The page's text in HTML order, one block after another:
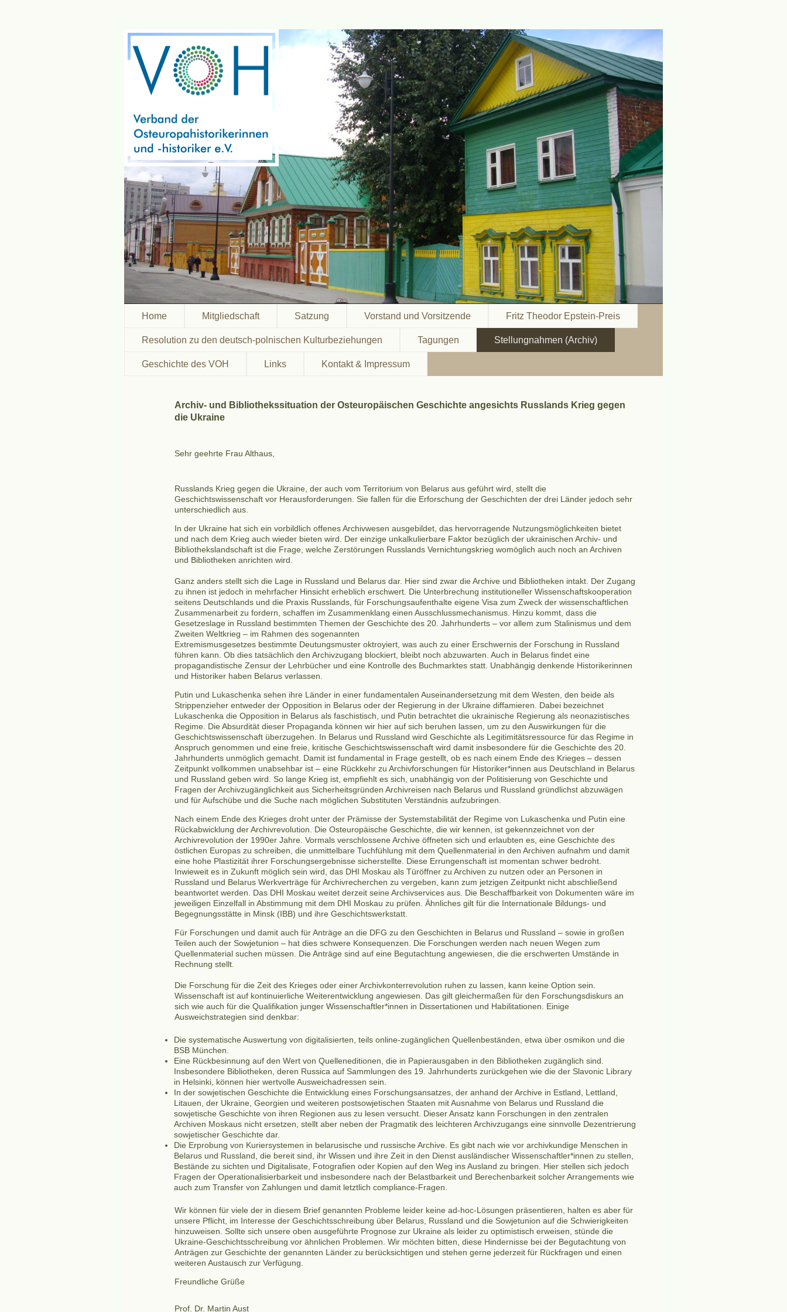
Home Mitgliedschaft Satzung Vorstand und Vorsitzende Fritz Theodor Epstein-Preis
Resolution zu den deutsch-polnischen Kulturbeziehungen Tagungen Stellungnahmen (Archiv)
Geschichte des VOH Links Kontakt & Impressum
Archiv- und Bibliothekssituation der Osteuropäischen Geschichte angesichts Russlands Krieg gegen
die Ukraine
Sehr geehrteFrau Althaus,
Russlands Krieg gegen die Ukraine, der auch vom Territorium von Belarus aus geführt wird, stellt die
Geschichtswissenschaft vor Herausforderungen. Sie fallen für die Erforschung der Geschichten der drei Länder jedoch sehr
unterschiedlich aus.
In der Ukraine hat sich ein vorbildlich offenes Archivwesen ausgebildet, das hervorragende Nutzungsmöglichkeiten bietet
und nach dem Krieg auch wieder bieten wird. Der einzige unkalkulierbare Faktor bezüglich der ukrainischen Archiv- und
Bibliothekslandschaft ist die Frage, welche Zerstörungen Russlands Vernichtungskrieg womöglich auch noch an Archiven
und Bibliotheken anrichten wird.
Ganz anders stellt sich die Lage in Russland und Belarus dar. Hier sind zwar die Archive und Bibliotheken intakt. Der Zugang
zu ihnen ist jedoch in mehrfacher Hinsicht erheblich erschwert. Die Unterbrechung institutioneller Wissenschaftskooperation
seitens Deutschlands und die Praxis Russlands, für Forschungsaufenthalte eigene Visa zum Zweck der wissenschaftlichen
Zusammenarbeit zu fordern, schaffen im Zusammenklang einen Ausschlussmechanismus. Hinzu kommt, dass die
Gesetzeslage in Russland bestimmten Themen der Geschichte des 20. Jahrhunderts – vor allem zum Stalinismus und dem
Zweiten Weltkrieg – im Rahmen des sogenannten
Extremismusgesetzes bestimmte Deutungsmuster oktroyiert, was auch zu einer Erschwernis der Forschung in Russland
führen kann. Ob dies tatsächlich den Archivzugang blockiert, bleibt noch abzuwarten. Auch in Belarus findet eine
propagandistische Zensur der Lehrbücher und eine Kontrolle des Buchmarktes statt. Unabhängig denkende Historikerinnen
und Historiker haben Belarus verlassen.
Putin und Lukaschenka sehen ihre Länder in einer fundamentalen Auseinandersetzung mit dem Westen, den beide als
Strippenzieher entweder der Opposition in Belarus oder der Regierung in der Ukraine diffamieren. Dabei bezeichnet
Lukaschenka die Opposition in Belarus als faschistisch, und Putin betrachtet die ukrainische Regierung als neonazistisches
Regime. Die Absurdität dieser Propaganda können wir hier auf sich beruhen lassen, um zu den Auswirkungen für die
Geschichtswissenschaft überzugehen. In Belarus und Russland wird Geschichte als Legitimitätsressource für das Regime in
Anspruch genommen und eine freie, kritische Geschichtswissenschaft wird damit insbesondere für die Geschichte des 20.
Jahrhunderts unmöglich gemacht. Damit ist fundamental in Frage gestellt, ob es nach einem Ende des Krieges – dessen
Zeitpunkt vollkommen unabsehbar ist – eine Rückkehr zu Archivforschungen für Historiker*innen aus Deutschland in Belarus
und Russland geben wird. So lange Krieg ist, empfiehlt es sich, unabhängig von der Politisierung von Geschichte und
Fragen der Archivzugänglichkeit aus Sicherheitsgründen Archivreisen nach Belarus und Russland gründlichst abzuwägen
und für Aufschübe und die Suche nach möglichen Substituten Verständnis aufzubringen.
Nach einem Ende des Krieges droht unter der Prämisse der Systemstabilität der Regime von Lukaschenka und Putin eine
Rückabwicklung der Archivrevolution. Die Osteuropäische Geschichte, die wir kennen, ist gekennzeichnet von der
Archivrevolution der 1990er Jahre. Vormals verschlossene Archive öffneten sich und erlaubten es, eine Geschichte des
östlichen Europas zu schreiben, die unmittelbare Tuchfühlung mit dem Quellenmaterial in den Archiven aufnahm und damit
eine hohe Plastizität ihrer Forschungsergebnisse sicherstellte. Diese Errungenschaft ist momentan schwer bedroht.
Inwieweit es in Zukunft möglich sein wird, das DHI Moskau als Türöffner zu Archiven zu nutzen oder an Personen in
Russland und Belarus Werkverträge für Archivrecherchen zu vergeben, kann zum jetzigen Zeitpunkt nicht abschließend
beantwortet werden. Das DHI Moskau weitet derzeit seine Archivservices aus. Die Beschaffbarkeit von Dokumenten wäre im
jeweiligen Einzelfall in Abstimmung mit dem DHI Moskau zu prüfen. Ähnliches gilt für die Internationale Bildungs- und
Begegnungsstätte in Minsk (IBB) und ihre Geschichtswerkstatt.
Für Forschungen und damit auch für Anträge an die DFG zu den Geschichten in Belarus und Russland – sowie in großen
Teilen auch der Sowjetunion – hat dies schwere Konsequenzen. Die Forschungen werden nach neuen Wegen zum
Quellenmaterial suchen müssen. Die Anträge sind auf eine Begutachtung angewiesen, die die erschwerten Umstände in
Rechnung stellt.
Die Forschung für die Zeit des Krieges oder einer Archivkonterrevolution ruhen zu lassen, kann keine Option sein.
Wissenschaft ist auf kontinuierliche Weiterentwicklung angewiesen. Das gilt gleichermaßen für den Forschungsdiskurs an
sich wie auch für die Qualifikation junger Wissenschaftler*innen in Dissertationen und Habilitationen. Einige
Ausweichstrategien sind denkbar:
Die systematische Auswertung von digitalisierten, teils online-zugänglichen Quellenbeständen, etwa über osmikon und die
BSB München.
Eine Rückbesinnung auf den Wert von Quelleneditionen, die in Papierausgaben in den Bibliotheken zugänglich sind.
Insbesondere Bibliotheken, deren Russica auf Sammlungen des 19. Jahrhunderts zurückgehen wie die der Slavonic Library
in Helsinki, können hier wertvolle Ausweichadressen sein.
In der sowjetischen Geschichte die Entwicklung eines Forschungsansatzes, der anhand der Archive in Estland, Lettland,
Litauen, der Ukraine, Georgien und weiteren postsowjetischen Staaten mit Ausnahme von Belarus und Russland die
sowjetische Geschichte von ihren Regionen aus zu lesen versucht. Dieser Ansatz kann Forschungen in den zentralen
Archiven Moskaus nicht ersetzen, stellt aber neben der Pragmatik des leichteren Archivzugangs eine sinnvolle Dezentrierung
sowjetischer Geschichte dar.
Die Erprobung von Kuriersystemen in belarusische und russische Archive. Es gibt nach wie vor archivkundige Menschen in
Belarus und Russland, die bereit sind, ihr Wissen und ihre Zeit in den Dienst ausländischer Wissenschaftler*innen zu stellen,
Bestände zu sichten und Digitalisate, Fotografien oder Kopien auf den Weg ins Ausland zu bringen. Hier stellen sich jedoch
Fragen der Operationalisierbarkeit und insbesondere nach der Belastbarkeit und Berechenbarkeit solcher Arrangements wie
auch zum Transfer von Zahlungen und damit letztlich compliance-Fragen.
Wir können für viele der in diesem Brief genannten Probleme leider keine ad-hoc-Lösungen präsentieren, halten es aber für
unsere Pflicht, im Interesse der Geschichtsschreibung über Belarus, Russland und die Sowjetunion auf die Schwierigkeiten
hinzuweisen. Sollte sich unsere oben ausgeführte Prognose zur Ukraine als leider zu optimistisch erweisen, stünde die
Ukraine-Geschichtsschreibung vor ähnlichen Problemen. Wir möchten bitten, diese Hindernisse bei der Begutachtung von
Anträgen zur Geschichte der genannten Länder zu berücksichtigen und stehen gerne jederzeit für Rückfragen und einen
weiteren Austausch zur Verfügung.
Freundliche Grüße
Prof. Dr. Martin Aust